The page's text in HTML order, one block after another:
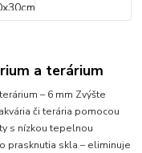
a terárium
– 6 mm Zvýšte
či terária pomocou
s nízkou tepelnou
prasknutia skla – eliminuje